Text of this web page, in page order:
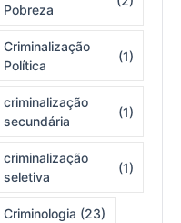
Pobreza
Criminalização
Política
(1)
criminalização
secundária
(1)
criminalização
seletiva
(1)
Criminologia (23)